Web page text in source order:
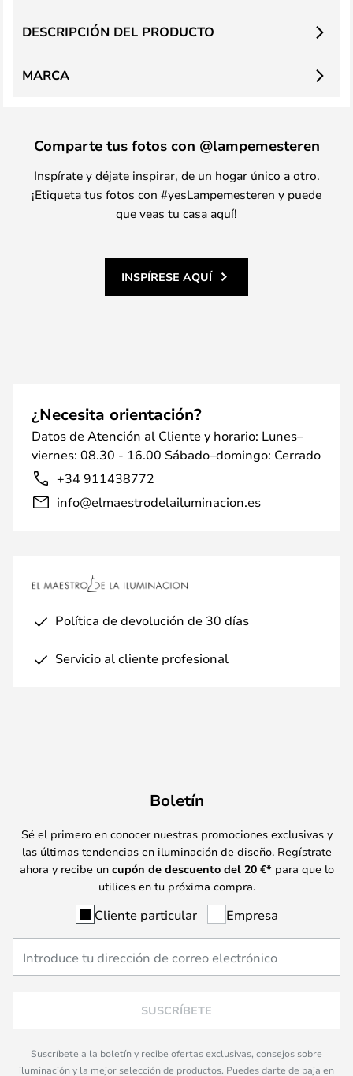
DESCRIPCIÓN DEL PRODUCTO
MARCA
Comparte tus fotos con @lampemesteren
Inspírate y déjate inspirar, de un hogar único a otro.
¡Etiqueta tus fotos con #yesLampemesteren y puede
que veas tu casa aquí!
INSPÍRESE AQUÍ
¿Necesita orientación?
Datos de Atención al Cliente y horario: Lunes–
viernes: 08.30 - 16.00 Sábado–domingo: Cerrado
+34 911438772
info@elmaestrodelailuminacion.es
Política de devolución de 30 días
Servicio al cliente profesional
Boletín
Sé el primero en conocer nuestras promociones exclusivas y
las últimas tendencias en iluminación de diseño. Regístrate
ahora y recibe un cupón de descuento del 20 €* para que lo
utilices en tu próxima compra.
Cliente particular Empresa
SUSCRÍBETE
Suscríbete a la boletín y recibe ofertas exclusivas, consejos sobre
iluminación y la mejor selección de productos. Puedes darte de baja en